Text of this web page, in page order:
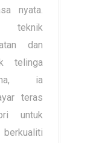
nyata.
teknik
dan
telinga
ia
teras
untuk